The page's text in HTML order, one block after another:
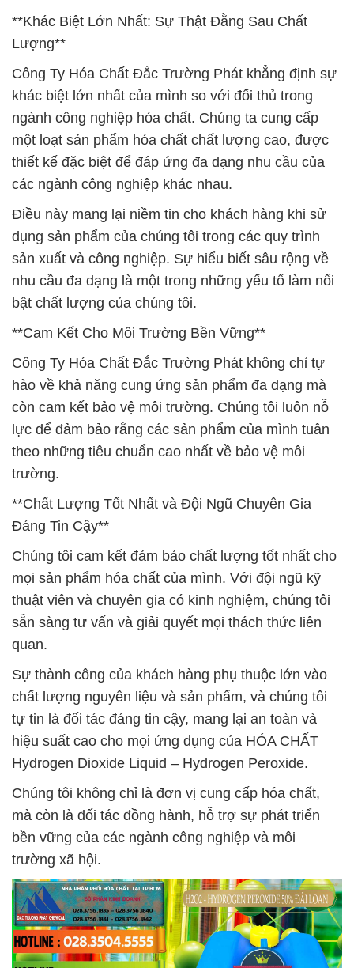
**Khác Biệt Lớn Nhất: Sự Thật Đằng Sau Chất
Lượng**
Công Ty Hóa Chất Đắc Trường Phát khẳng định sự
khác biệt lớn nhất của mình so với đối thủ trong
ngành công nghiệp hóa chất. Chúng ta cung cấp
một loạt sản phẩm hóa chất chất lượng cao, được
thiết kế đặc biệt để đáp ứng đa dạng nhu cầu của
các ngành công nghiệp khác nhau.
Điều này mang lại niềm tin cho khách hàng khi sử
dụng sản phẩm của chúng tôi trong các quy trình
sản xuất và công nghiệp. Sự hiểu biết sâu rộng về
nhu cầu đa dạng là một trong những yếu tố làm nổi
bật chất lượng của chúng tôi.
**Cam Kết Cho Môi Trường Bền Vững**
Công Ty Hóa Chất Đắc Trường Phát không chỉ tự
hào về khả năng cung ứng sản phẩm đa dạng mà
còn cam kết bảo vệ môi trường. Chúng tôi luôn nỗ
lực để đảm bảo rằng các sản phẩm của mình tuân
theo những tiêu chuẩn cao nhất về bảo vệ môi
trường.
**Chất Lượng Tốt Nhất và Đội Ngũ Chuyên Gia
Đáng Tin Cậy**
Chúng tôi cam kết đảm bảo chất lượng tốt nhất cho
mọi sản phẩm hóa chất của mình. Với đội ngũ kỹ
thuật viên và chuyên gia có kinh nghiệm, chúng tôi
sẵn sàng tư vấn và giải quyết mọi thách thức liên
quan.
Sự thành công của khách hàng phụ thuộc lớn vào
chất lượng nguyên liệu và sản phẩm, và chúng tôi
tự tin là đối tác đáng tin cậy, mang lại an toàn và
hiệu suất cao cho mọi ứng dụng của HÓA CHẤT
Hydrogen Dioxide Liquid – Hydrogen Peroxide.
Chúng tôi không chỉ là đơn vị cung cấp hóa chất,
mà còn là đối tác đồng hành, hỗ trợ sự phát triển
bền vững của các ngành công nghiệp và môi
trường xã hội.